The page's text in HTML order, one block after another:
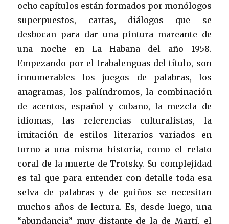
ocho capítulos están formados por monólogos
superpuestos, cartas, diálogos que se
desbocan para dar una pintura mareante de
una noche en La Habana del año 1958.
Empezando por el trabalenguas del título, son
innumerables los juegos de palabras, los
anagramas, los palíndromos, la combinación
de acentos, español y cubano, la mezcla de
idiomas, las referencias culturalistas, la
imitación de estilos literarios variados en
torno a una misma historia, como el relato
coral de la muerte de Trotsky. Su complejidad
es tal que para entender con detalle toda esa
selva de palabras y de guiños se necesitan
muchos años de lectura. Es, desde luego, una
“abundancia” muy distante de la de Martí, el